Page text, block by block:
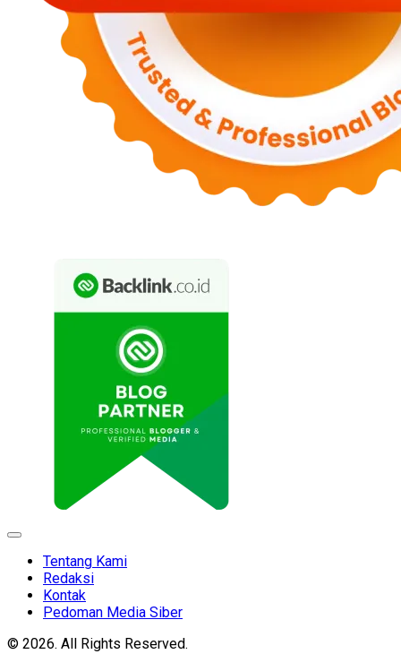
Expand
Tentang Kami
Redaksi
Kontak
Pedoman Media Siber
© 2026. All Rights Reserved.